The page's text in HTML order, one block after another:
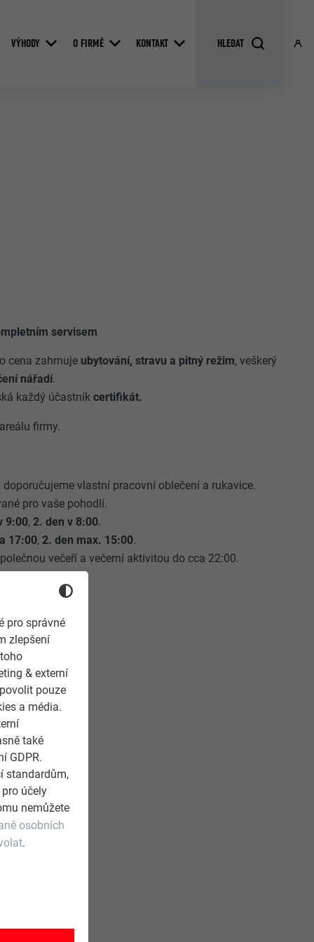
pro správné
zlepšení
& externí
pouze
a média.
také
GDPR.
standardům,
účely
nemůžete
osobních
.
VÝHODY O FIRMĚ KONTAKT
servisem
cena zahrnuje ubytování, stravu a pitný režim, veškerý
nářadí.
každý účastník certifikát.
firmy.
vlastní pracovní oblečení a rukavice.
pro vaše pohodlí.
9:00,2. den v 8:00.
17:00,2. den max. 15:00.
večeří a večerní aktivitou do cca 22:00.